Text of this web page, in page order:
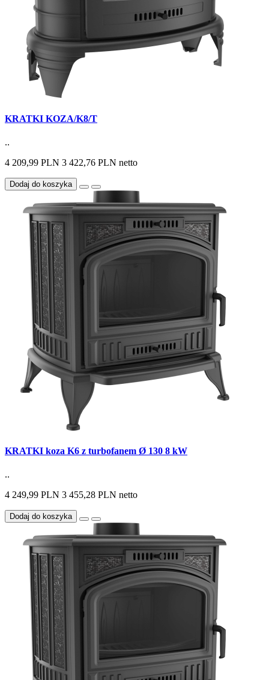
KRATKI KOZA/K8/T
..
4 209,99 PLN 3 422,76 PLN netto
Dodaj do koszyka
KRATKI koza K6 z turbofanem Ø 130 8 kW
..
4 249,99 PLN 3 455,28 PLN netto
Dodaj do koszyka